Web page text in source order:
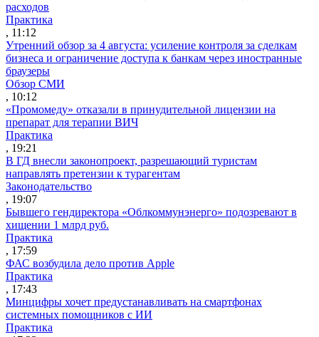
расходов
Практика
, 11:12
Утренний обзор за 4 августа: усиление контроля за сделкам
бизнеса и ограничение доступа к банкам через иностранные
браузеры
Обзор СМИ
, 10:12
«Промомеду» отказали в принудительной лицензии на
препарат для терапии ВИЧ
Практика
, 19:21
В ГД внесли законопроект, разрешающий туристам
направлять претензии к турагентам
Законодательство
, 19:07
Бывшего гендиректора «Облкоммунэнерго» подозревают в
хищении 1 млрд руб.
Практика
, 17:59
ФАС возбудила дело против Apple
Практика
, 17:43
Минцифры хочет предустанавливать на смартфонах
системных помощников с ИИ
Практика